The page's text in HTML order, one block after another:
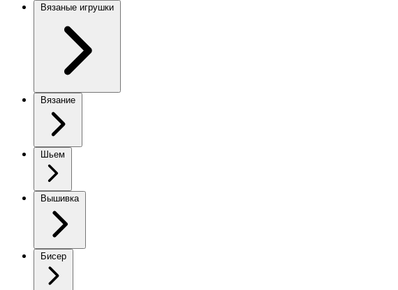
Вязаные игрушки
Вязание
Шьем
Вышивка
Бисер